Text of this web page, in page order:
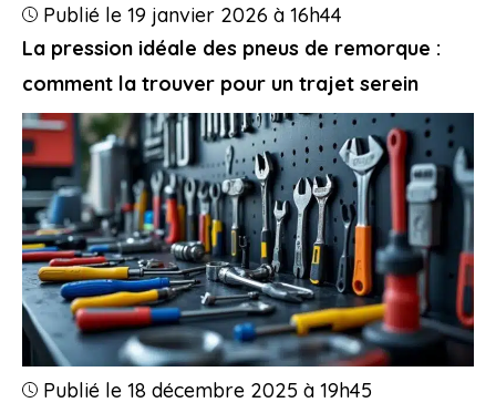
La pression idéale des pneus de remorque :
comment la trouver pour un trajet serein
Publié le 19 janvier 2026 à 16h44
Publié le 18 décembre 2025 à 19h45